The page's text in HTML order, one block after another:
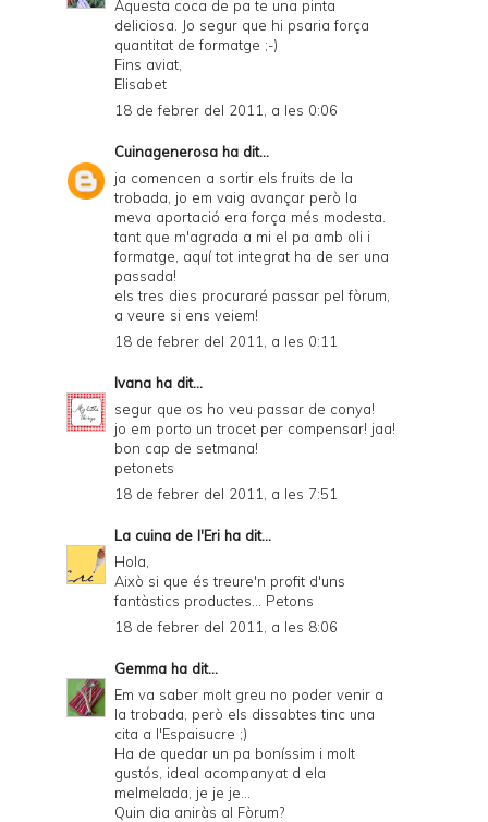
Aquesta coca de pa te una pinta
deliciosa. Jo segur que hi psaria força
quantitat de formatge ;-)
Fins aviat,
Elisabet
18 de febrer del 2011, a les 0:06
Cuinagenerosa ha dit...
ja comencen a sortir els fruits de la
trobada, jo em vaig avançar però la
meva aportació era força més modesta.
tant que m'agrada a mi el pa amb oli i
formatge, aquí tot integrat ha de ser una
passada!
els tres dies procuraré passar pel fòrum,
a veure si ens veiem!
18 de febrer del 2011, a les 0:11
Ivana ha dit...
segur que os ho veu passar de conya!
jo em porto un trocet per compensar! jaa!
bon cap de setmana!
petonets
18 de febrer del 2011, a les 7:51
La cuina de l'Eri ha dit...
Hola,
Això si que és treure'n profit d'uns
fantàstics productes... Petons
18 de febrer del 2011, a les 8:06
Gemma ha dit...
Em va saber molt greu no poder venir a
la trobada, però els dissabtes tinc una
cita a l'Espaisucre ;)
Ha de quedar un pa boníssim i molt
gustós, ideal acompanyat d ela
melmelada, je je je...
Quin dia aniràs al Fòrum?